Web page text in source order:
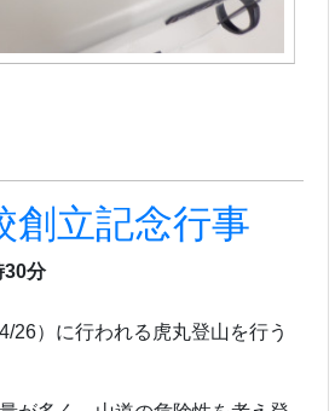
創立記念行事
30分
26）に行われる虎丸登山を行う